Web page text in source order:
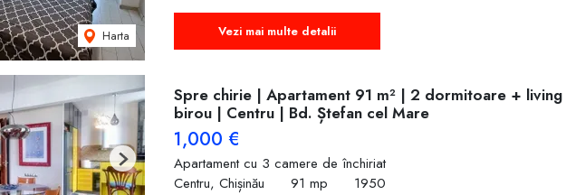
Harta Vezi mai multe detalii
Next
Spre chirie | Apartament 91 m² | 2 dormitoare +
birou | Centru | Bd. Ștefan cel Mare
1,000 €
Apartament cu 3 camere de închiriat
Centru, Chișinău
91 mp 1950